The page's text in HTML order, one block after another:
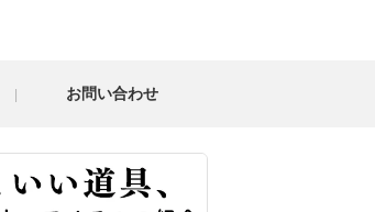
お問い合わせ